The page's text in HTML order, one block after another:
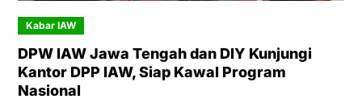
Kabar IAW
DPW IAW Jawa Tengah dan DIY Kunjungi
Kantor DPP IAW, Siap Kawal Program
Nasional